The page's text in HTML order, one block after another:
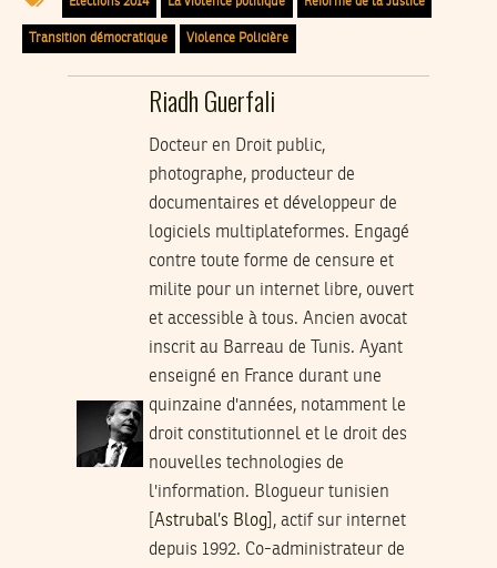
Elections 2014 La violence politique Réforme de la Justice
Transition démocratique Violence Policière
Riadh Guerfali
Docteur en Droit public,
photographe, producteur de
documentaires et développeur de
logiciels multiplateformes. Engagé
contre toute forme de censure et
milite pour un internet libre, ouvert
et accessible à tous. Ancien avocat
inscrit au Barreau de Tunis. Ayant
enseigné en France durant une
quinzaine d'années, notamment le
droit constitutionnel et le droit des
nouvelles technologies de
l'information. Blogueur tunisien
Astrubal’s Blog ], actif sur internet
depuis 1992. Co-administrateur de